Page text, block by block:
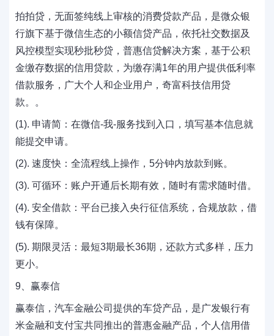
拍拍贷，无面签纯线上审核的消费贷款产品，是微众银
行旗下基于微信生态的小额信贷产品，依托社交数据及
风控模型实现秒批秒贷，普惠信贷解决方案，基于公积
金缴存数据的信用贷款，为缴存满1年的用户提供低利率
借款服务，广大个人和企业用户，奇富科技信用贷
款。。
(1). 申请简：在微信-我-服务找到入口，填写基本信息就
能提交申请。
(2). 速度快：全流程线上操作，5分钟内放款到账。
(3). 可循环：账户开通后长期有效，随时有需求随时借。
(4). 安全借款：平台已接入央行征信系统，合规放款，借
钱有保障。
(5). 期限灵活：最短3期最长36期，还款方式多样，压力
更小。
9、赢泰信
赢泰信，汽车金融公司提供的车贷产品，是广发银行有
米金融和支付宝共同推出的普惠金融产品，个人信用借